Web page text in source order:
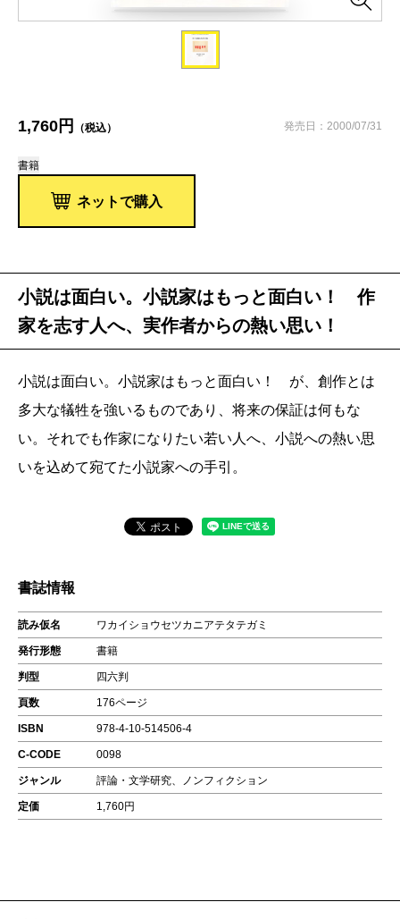
1,760円 （税込） 発売日：2000/07/31
書籍
ネットで購入
小説は面白い。小説家はもっと面白い！ 作
家を志す人へ、実作者からの熱い思い！
小説は面白い。小説家はもっと面白い！ が、創作とは
多大な犠牲を強いるものであり、将来の保証は何もな
い。それでも作家になりたい若い人へ、小説への熱い思
いを込めて宛てた小説家への手引。
書誌情報
読み仮名 ワカイショウセツカニアテタテガミ
発行形態 書籍
判型 四六判
頁数 176ページ
ISBN 978-4-10-514506-4
C-CODE 0098
ジャンル 評論・文学研究、ノンフィクション
定価 1,760円